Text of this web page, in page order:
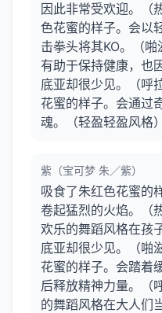
因此非常受欢迎。（
色花蜜的样子。会以
击拳头将其KO。（
有助于保持健康，也
底亚却很少见。（呼
花蜜的样子。会通过
魂。（轻盈轻盈风格）
紫（宝可梦 朱／紫）
吸食了朱红色花蜜的
卷起猛烈的火焰。（
欢乐的舞蹈风格在孩
底亚却很少见。（啪
花蜜的样子。会踏着
后释放精神力量。（
的舞蹈风格在大人们